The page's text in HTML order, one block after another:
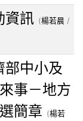
資訊 (楊若晨 /
部中小及
事－地方
簡章 (楊若